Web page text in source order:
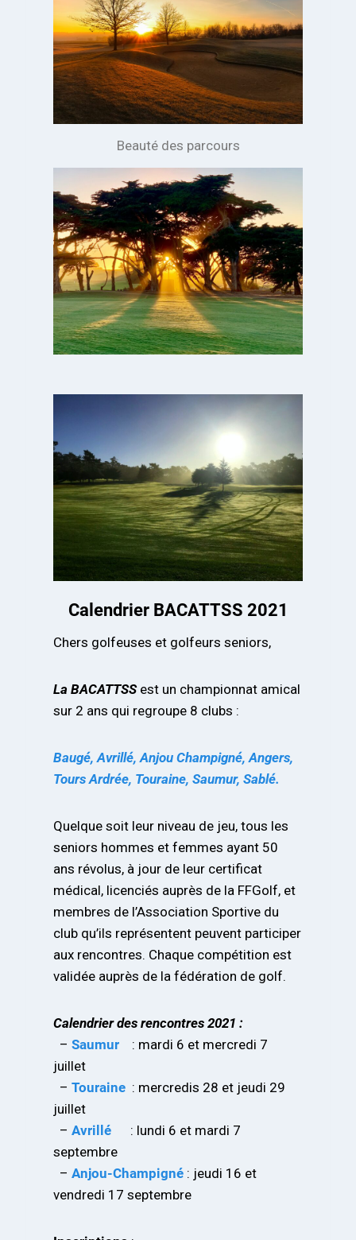
Beauté des parcours
Calendrier BACATTSS 2021
Chers golfeuses et golfeurs seniors,
La BACATTSS est un championnat amical
sur 2 ans qui regroupe 8 clubs :
Baugé, Avrillé, Anjou Champigné, Angers,
Tours Ardrée, Touraine, Saumur, Sablé.
Quelque soit leur niveau de jeu, tous les
seniors hommes et femmes ayant 50
ans révolus, à jour de leur certificat
médical, licenciés auprès de la FFGolf, et
membres de l’Association Sportive du
club qu’ils représentent peuvent participer
aux rencontres. Chaque compétition est
validée auprès de la fédération de golf.
Calendrier des rencontres 2021 :
–Saumur
: mardi 6 et mercredi 7
juillet
–Touraine : mercredis 28 et jeudi 29
juillet
–Avrillé
: lundi 6 et mardi 7
septembre
–Anjou-Champigné : jeudi 16 et
vendredi 17 septembre